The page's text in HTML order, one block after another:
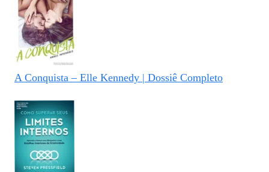
A Conquista – Elle Kennedy | Dossiê Completo